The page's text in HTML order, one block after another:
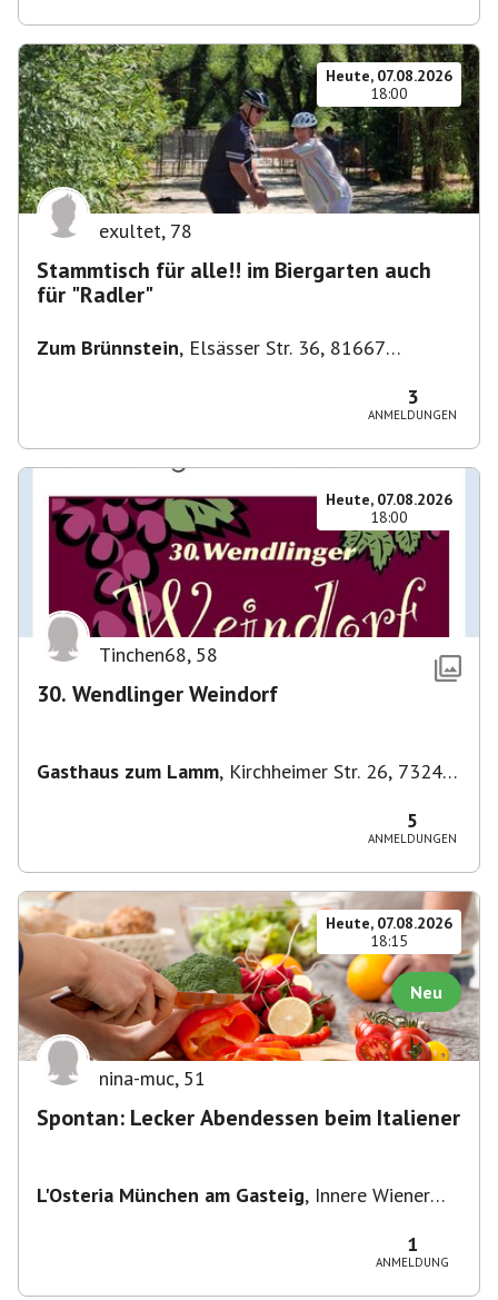
Heute, 07.08.2026
18:00
exultet, 78
Stammtisch für alle!! im Biergarten auch
für "Radler"
Zum Brünnstein, Elsässer Str. 36, 81667
3
ANMELDUNGEN
Heute, 07.08.2026
18:00
Tinchen68, 58
30. Wendlinger Weindorf
Gasthaus zum Lamm, Kirchheimer Str. 26, 73240
5
ANMELDUNGEN
Heute, 07.08.2026
18:15
Neu
nina-muc, 51
Spontan: Lecker Abendessen beim Italiener
L'Osteria München am Gasteig, Innere Wiener
1
ANMELDUNG